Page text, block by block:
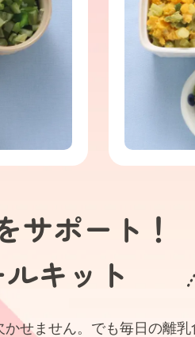
サポート！
ルキット
せません。でも毎日の離